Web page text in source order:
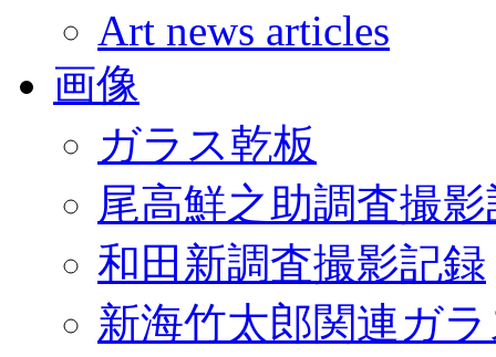
Art news articles
画像
ガラス乾板
尾高鮮之助調査撮
和田新調査撮影記録
新海竹太郎関連ガ